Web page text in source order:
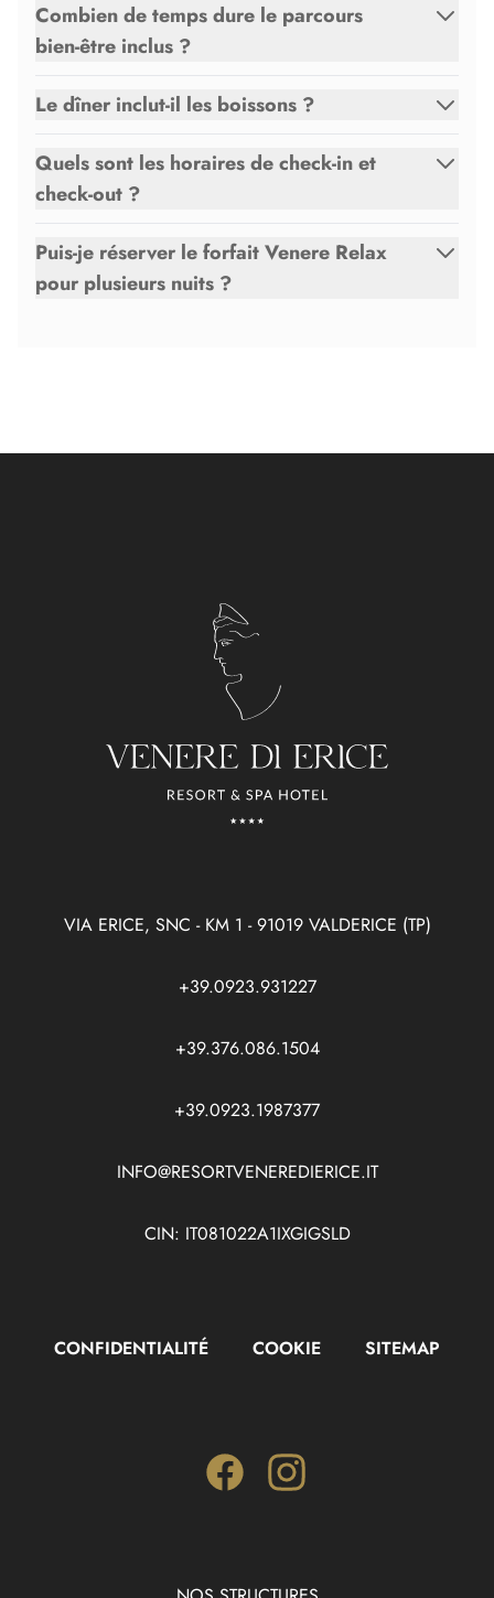
Combien de temps dure le parcours
bien-être inclus ?
Le dîner inclut-il les boissons ?
Quels sont les horaires de check-in et
check-out ?
Puis-je réserver le forfait Venere Relax
pour plusieurs nuits ?
VIA ERICE, SNC - KM 1 - 91019 VALDERICE (TP)
+39.0923.931227
+39.376.086.1504
+39.0923.1987377
INFO@RESORTVENEREDIERICE.IT
CIN: IT081022A1IXGIGSLD
CONFIDENTIALITÉ COOKIE SITEMAP
Facebook